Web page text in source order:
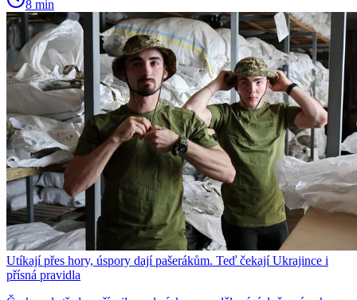
8 min
Utíkají přes hory, úspory dají pašerákům. Teď čekají Ukrajince i
přísná pravidla